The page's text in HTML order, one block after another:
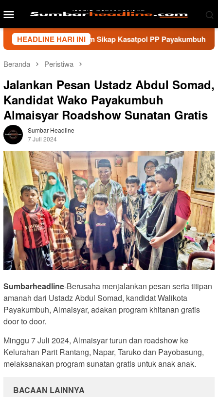
ke
Menu
Mobile
HEADLINE HARI INI
Sumbar Kecam Sikap Kasatpol PP Payakumbuh, Minta
Beranda Peristiwa
Jalankan Pesan Ustadz Abdul Somad,
Kandidat Wako Payakumbuh
Almaisyar Roadshow Sunatan Gratis
Sumbar Headline
7 Juli 2024
Sumbarheadline-Berusaha menjalankan pesan serta titipan
amanah dari Ustadz Abdul Somad, kandidat Walikota
Payakumbuh, Almaisyar, adakan program khitanan gratis
door to door.
Minggu 7 Juli 2024, Almaisyar turun dan roadshow ke
Kelurahan Parit Rantang, Napar, Taruko dan Payobasung,
melaksanakan program sunatan gratis untuk anak anak.
BACAAN LAINNYA